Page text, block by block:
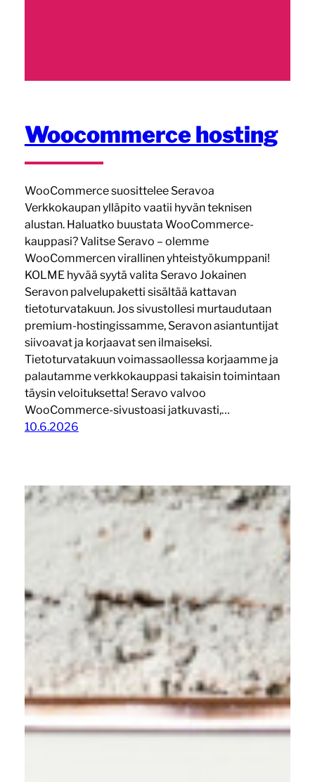
Woocommerce hosting
WooCommerce suosittelee Seravoa
Verkkokaupan ylläpito vaatii hyvän teknisen
alustan. Haluatko buustata WooCommerce-
kauppasi? Valitse Seravo – olemme
WooCommercen virallinen yhteistyökumppani!
KOLME hyvää syytä valita Seravo Jokainen
Seravon palvelupaketti sisältää kattavan
tietoturvatakuun. Jos sivustollesi murtaudutaan
premium-hostingissamme, Seravon asiantuntijat
siivoavat ja korjaavat sen ilmaiseksi.
Tietoturvatakuun voimassaollessa korjaamme ja
palautamme verkkokauppasi takaisin toimintaan
täysin veloituksetta! Seravo valvoo
WooCommerce-sivustoasi jatkuvasti,…
10.6.2026